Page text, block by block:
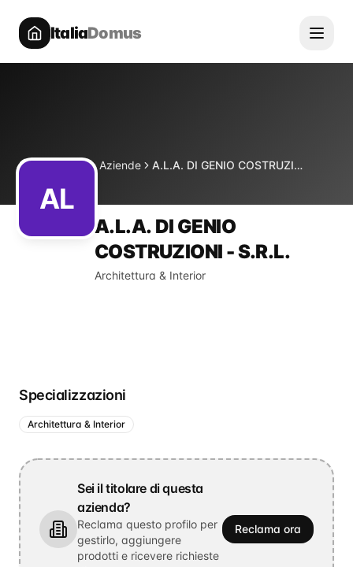
ItaliaDomus
HomeDirectory Aziende A.L.A. DI GENIO COSTRUZIONI - S.R.L.
AL
A.L.A. DI GENIO
COSTRUZIONI - S.R.L.
Architettura & Interior
Specializzazioni
Architettura & Interior
Sei il titolare di questa
azienda?
Reclama questo profilo per
gestirlo, aggiungere
prodotti e ricevere richieste
Reclama ora